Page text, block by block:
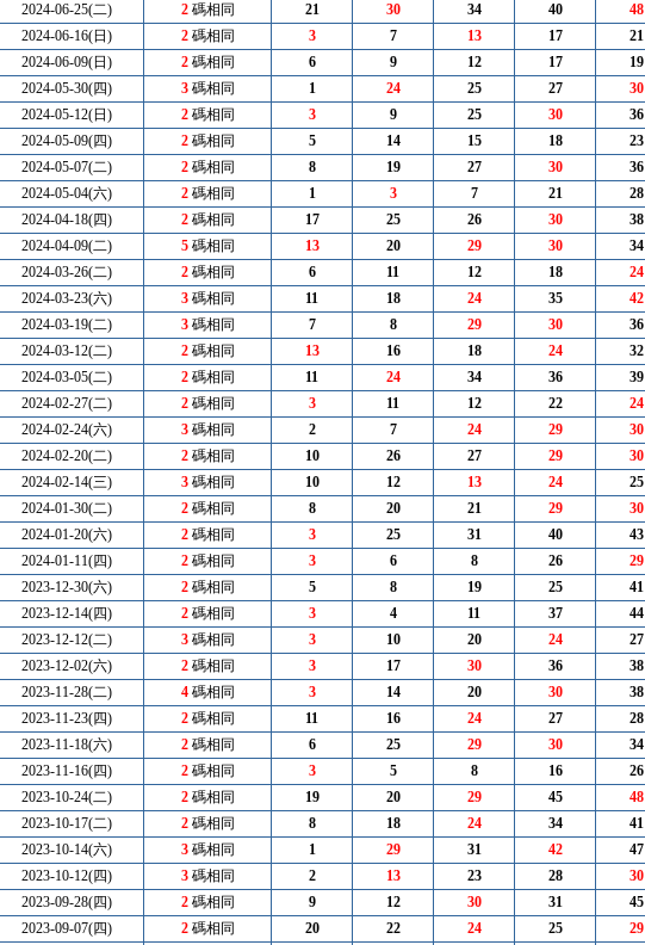
2024-06-25(二) 2碼相同 21 30 34 40 48
2024-06-16(日) 2碼相同 3 7 13 17 21
2024-06-09(日) 2碼相同 6 9 12 17 19
2024-05-30(四) 3碼相同 1 24 25 27 30
2024-05-12(日) 2碼相同 3 9 25 30 36
2024-05-09(四) 2碼相同 5 14 15 18 23
2024-05-07(二) 2碼相同 8 19 27 30 36
2024-05-04(六) 2碼相同 1 3 7 21 28
2024-04-18(四) 2碼相同 17 25 26 30 38
2024-04-09(二) 5碼相同 13 20 29 30 34
2024-03-26(二) 2碼相同 6 11 12 18 24
2024-03-23(六) 3碼相同 11 18 24 35 42
2024-03-19(二) 3碼相同 7 8 29 30 36
2024-03-12(二) 2碼相同 13 16 18 24 32
2024-03-05(二) 2碼相同 11 24 34 36 39
2024-02-27(二) 2碼相同 3 11 12 22 24
2024-02-24(六) 3碼相同 2 7 24 29 30
2024-02-20(二) 2碼相同 10 26 27 29 30
2024-02-14(三) 3碼相同 10 12 13 24 25
2024-01-30(二) 2碼相同 8 20 21 29 30
2024-01-20(六) 2碼相同 3 25 31 40 43
2024-01-11(四) 2碼相同 3 6 8 26 29
2023-12-30(六) 2碼相同 5 8 19 25 41
2023-12-14(四) 2碼相同 3 4 11 37 44
2023-12-12(二) 3碼相同 3 10 20 24 27
2023-12-02(六) 2碼相同 3 17 30 36 38
2023-11-28(二) 4碼相同 3 14 20 30 38
2023-11-23(四) 2碼相同 11 16 24 27 28
2023-11-18(六) 2碼相同 6 25 29 30 34
2023-11-16(四) 2碼相同 3 5 8 16 26
2023-10-24(二) 2碼相同 19 20 29 45 48
2023-10-17(二) 2碼相同 8 18 24 34 41
2023-10-14(六) 3碼相同 1 29 31 42 47
2023-10-12(四) 3碼相同 2 13 23 28 30
2023-09-28(四) 2碼相同 9 12 30 31 45
2023-09-07(四) 2碼相同 20 22 24 25 29